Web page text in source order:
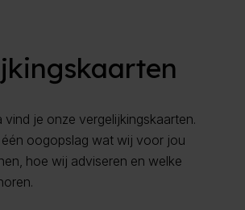
vind je onze vergelijkingskaarten.
één oogopslag wat wij voor jou
hoe wij adviseren en welke